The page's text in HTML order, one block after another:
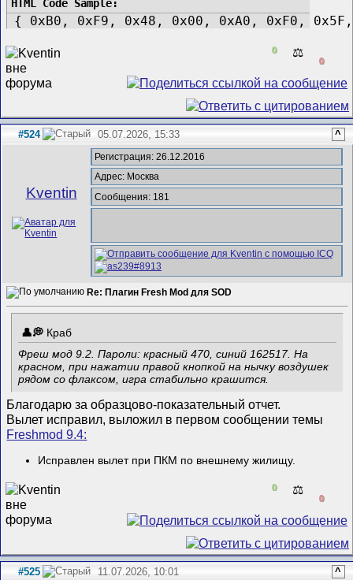
{ 0xB0, 0xF9, 0x48, 0x00, 0xA0, 0xF0,
0 ⚖️
0
#524 05.07.2026, 15:33 ^
Kventin
Регистрация: 26.12.2016
Адрес: Москва
Сообщения: 181
Re: Плагин Fresh Mod для SOD
Краб
Фреш мод 9.2. Пароли: красный 470, синий 162517. На
красном, при нажатии правой кнопкой на нычку воздушек
рядом со флаксом, игра стабильно крашится.
Благодарю за образцово-показательный отчет.
Вылет исправил, выложил в первом сообщении темы
Freshmod 9.4:
Исправлен вылет при ПКМ по внешнему жилищу.
0 ⚖️
0
#525 11.07.2026, 10:01 ^